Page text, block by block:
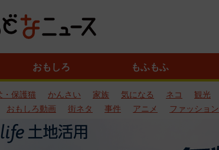
おもしろ もふもふ
・保護猫 かんさい 家族 気になる ネコ 観光
おもしろ動画 街ネタ 事件 アニメ ファッション